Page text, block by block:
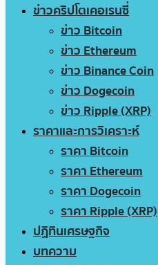
ข่าวคริปโตเคอเรนซี่
ข่าว Bitcoin
ข่าว Ethereum
ข่าว Binance Coin
ข่าว Dogecoin
ข่าว Ripple (XRP)
ราคาและการวิเคราะห์
ราคา Bitcoin
ราคา Ethereum
ราคา Dogecoin
ราคา Ripple (XRP)
ปฏิทินเศรษฐกิจ
บทความ